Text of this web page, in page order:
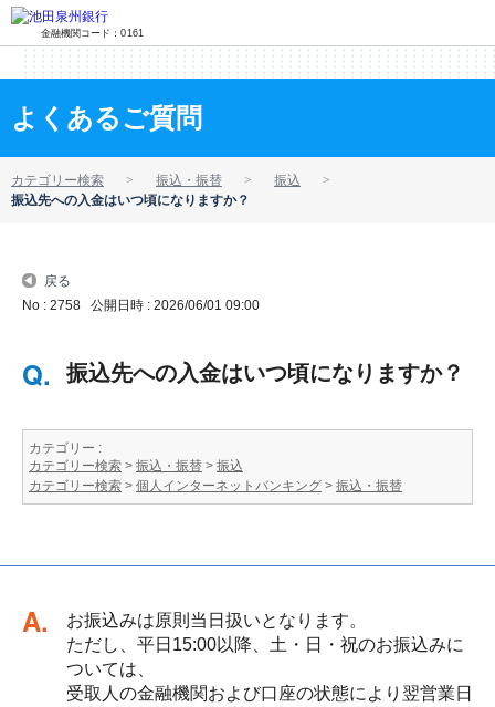
金融機関コード：0161
よくあるご質問
カテゴリー検索 振込・振替
振込
振込先への入金はいつ頃になりますか？
戻る
No : 2758 公開日時 : 2026/06/01 09:00
振込先への入金はいつ頃になりますか？
カテゴリー :
カテゴリー検索 > 振込・振替 > 振込
カテゴリー検索 > 個人インターネットバンキング > 振込・振替
回答
お振込みは原則当日扱いとなります。
ただし、平日15:00以降、土・日・祝のお振込みに
ついては、
受取人の金融機関および口座の状態により翌営業日